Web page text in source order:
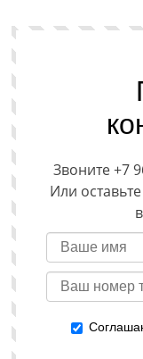
Звоните +7
Или